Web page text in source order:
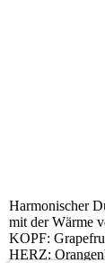
Harmonischer
mit der Wärme
KOPF:
HERZ: